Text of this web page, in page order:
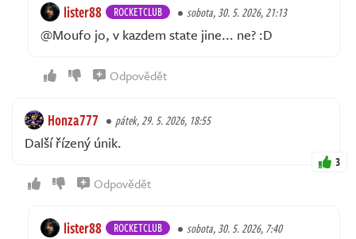
lister88 ROCKETCLUB sobota, 30. 5. 2026, 21:13
@Moufo jo, v kazdem state jine... ne? :D
Odpovědět
Honza777 pátek, 29. 5. 2026, 18:55
Další řízený únik.
3
Odpovědět
lister88 ROCKETCLUB sobota, 30. 5. 2026, 7:40